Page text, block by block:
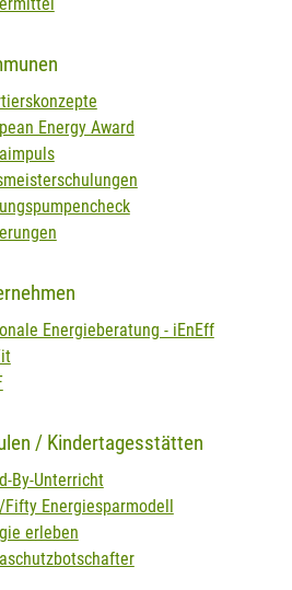
Energy Award
Energieberatung - iEnEff
/ Kindertagesstätten
By-Unterricht
Energiesparmodell
erleben